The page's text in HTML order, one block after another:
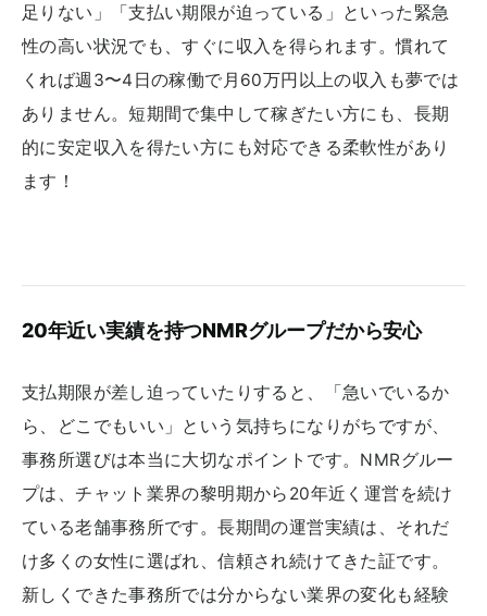
足りない」「支払い期限が迫っている」といった緊急
性の高い状況でも、すぐに収入を得られます。慣れて
くれば週3〜4日の稼働で月60万円以上の収入も夢では
ありません。短期間で集中して稼ぎたい方にも、長期
的に安定収入を得たい方にも対応できる柔軟性があり
ます！
20年近い実績を持つNMRグループだから安心
支払期限が差し迫っていたりすると、「急いでいるか
ら、どこでもいい」という気持ちになりがちですが、
事務所選びは本当に大切なポイントです。NMRグルー
プは、チャット業界の黎明期から20年近く運営を続け
ている老舗事務所です。長期間の運営実績は、それだ
け多くの女性に選ばれ、信頼され続けてきた証です。
新しくできた事務所では分からない業界の変化も経験